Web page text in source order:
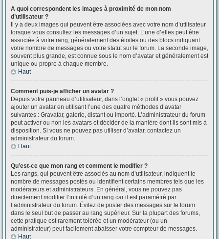
A quoi correspondent les images à proximité de mon nom
d’utilisateur ?
Il y a deux images qui peuvent être associées avec votre nom d’utilisateur
lorsque vous consultez les messages d’un sujet. L’une d’elles peut être
associée à votre rang, généralement des étoiles ou des blocs indiquant
votre nombre de messages ou votre statut sur le forum. La seconde image,
souvent plus grande, est connue sous le nom d’avatar et généralement est
unique ou propre à chaque membre.
Haut
Comment puis-je afficher un avatar ?
Depuis votre panneau d’utilisateur, dans l’onglet « profil » vous pouvez
ajouter un avatar en utilisant l’une des quatre méthodes d’avatar
suivantes : Gravatar, galerie, distant ou importé. L’administrateur du forum
peut activer ou non les avatars et décider de la manière dont ils sont mis à
disposition. Si vous ne pouvez pas utiliser d’avatar, contactez un
administrateur du forum.
Haut
Qu’est-ce que mon rang et comment le modifier ?
Les rangs, qui peuvent être associés au nom d’utilisateur, indiquent le
nombre de messages postés ou identifient certains membres tels que les
modérateurs et administrateurs. En général, vous ne pouvez pas
directement modifier l’intitulé d’un rang car il est paramétré par
l’administrateur du forum. Évitez de poster des messages sur le forum
dans le seul but de passer au rang supérieur. Sur la plupart des forums,
cette pratique est rarement tolérée et un modérateur (ou un
administrateur) peut facilement abaisser votre compteur de messages.
Haut